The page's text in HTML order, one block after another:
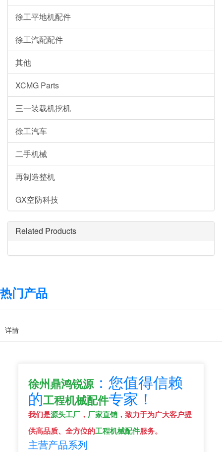
徐工平地机配件
徐工汽配配件
其他
XCMG Parts
三一装载机挖机
徐工汽车
二手机械
再制造整机
GX空防科技
Related Products
热门产品
详情
徐州鼎鸿锐源：您值得信赖
的工程机械配件专家！
我们是源头工厂， 厂家直销，致力于为广大客户提
供高品质、全方位的工程机械配件服务。
主营产品系列